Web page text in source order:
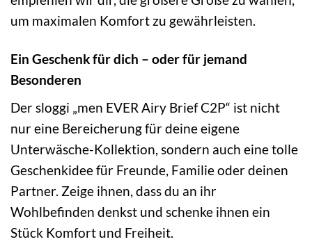
um maximalen Komfort zu gewährleisten.
Ein Geschenk für dich – oder für jemand
Besonderen
Der sloggi „men EVER Airy Brief C2P“ ist nicht
nur eine Bereicherung für deine eigene
Unterwäsche-Kollektion, sondern auch eine tolle
Geschenkidee für Freunde, Familie oder deinen
Partner. Zeige ihnen, dass du an ihr
Wohlbefinden denkst und schenke ihnen ein
Stück Komfort und Freiheit.